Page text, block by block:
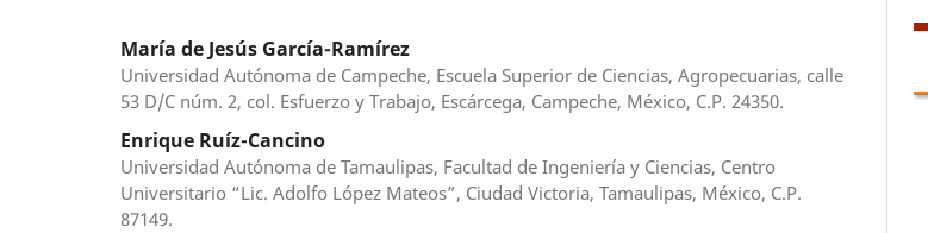
María de Jesús García-Ramírez
Universidad Autónoma de Campeche, Escuela Superior de Ciencias, Agropecuarias, calle
53 D/C núm. 2, col. Esfuerzo y Trabajo, Escárcega, Campeche, México, C.P. 24350.
Enrique Ruíz-Cancino
Universidad Autónoma de Tamaulipas, Facultad de Ingeniería y Ciencias, Centro
Universitario “Lic. Adolfo López Mateos”, Ciudad Victoria, Tamaulipas, México, C.P.
87149.